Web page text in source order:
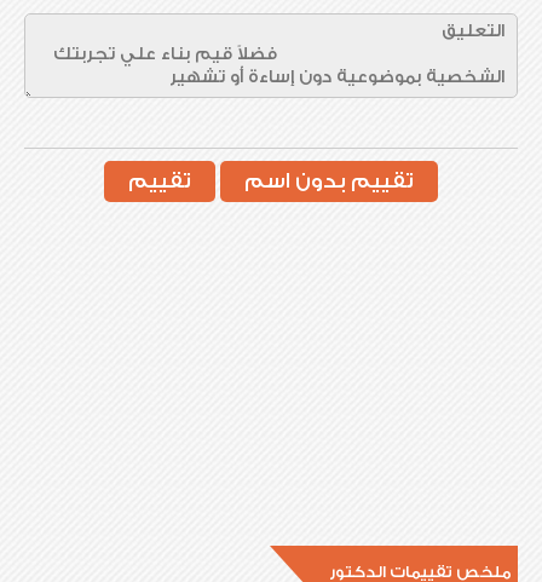
تقييم بدون اسم تقييم
ملخص تقييمات الدكتور